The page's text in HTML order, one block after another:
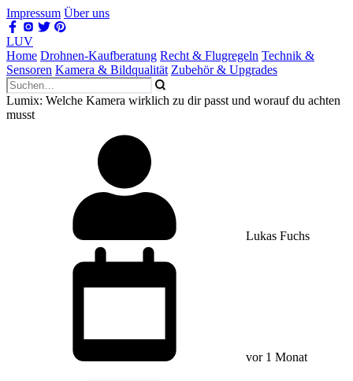
Impressum Über uns
LUV
Home Drohnen-Kaufberatung Recht & Flugregeln Technik &
Sensoren Kamera & Bildqualität Zubehör & Upgrades
Lumix: Welche Kamera wirklich zu dir passt und worauf du achten
musst
Lukas Fuchs
vor 1 Monat